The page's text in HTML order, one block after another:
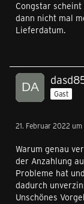
Congstar
dann nicht mal
Lieferdatum.
Gast
21. Februar 2022 um
Warum genau
der Anzahlung
Probleme hat
dadurch
Unschönes